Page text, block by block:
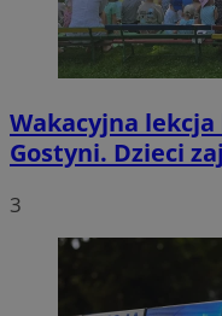
Wakacyjna
Gostyni. Dzieci
3